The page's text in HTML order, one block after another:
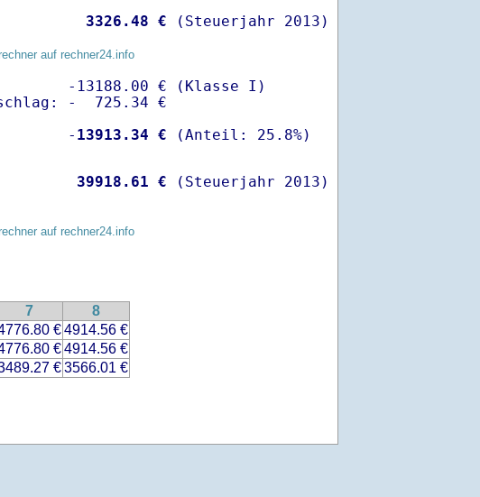
3326.48 € (Steuerjahr 2013)
auf rechner24.info
-13188.00 € (Klasse I)
-  725.34 €
- 13913.34 €
39918.61 € (Steuerjahr 2013)
auf rechner24.info
7
8
€4914.56 €
€4914.56 €
€3566.01 €